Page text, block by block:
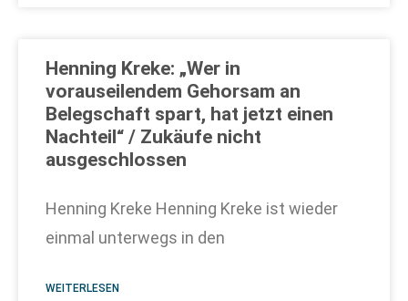
Henning Kreke: „Wer in
vorauseilendem Gehorsam an
Belegschaft spart, hat jetzt einen
Nachteil“ / Zukäufe nicht
ausgeschlossen
Henning Kreke Henning Kreke ist wieder
einmal unterwegs in den
WEITERLESEN